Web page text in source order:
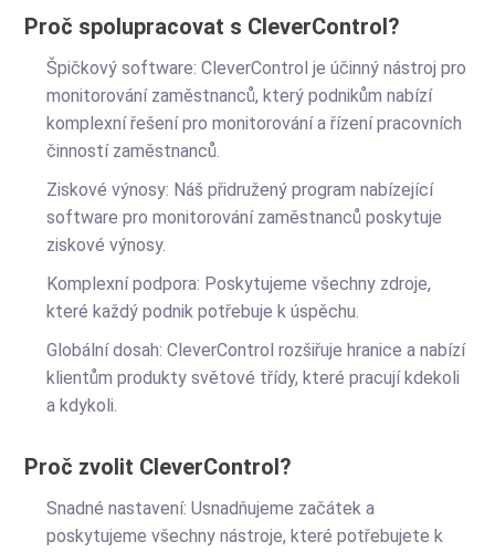
Proč spolupracovat s CleverControl?
Špičkový software: CleverControl je účinný nástroj pro
monitorování zaměstnanců, který podnikům nabízí
komplexní řešení pro monitorování a řízení pracovních
činností zaměstnanců.
Ziskové výnosy: Náš přidružený program nabízející
software pro monitorování zaměstnanců poskytuje
ziskové výnosy.
Komplexní podpora: Poskytujeme všechny zdroje,
které každý podnik potřebuje k úspěchu.
Globální dosah: CleverControl rozšiřuje hranice a nabízí
klientům produkty světové třídy, které pracují kdekoli
a kdykoli.
Proč zvolit CleverControl?
Snadné nastavení: Usnadňujeme začátek a
poskytujeme všechny nástroje, které potřebujete k